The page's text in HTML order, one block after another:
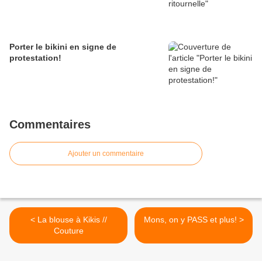
Porter le bikini en signe de
protestation!
Commentaires
Ajouter un commentaire
< La blouse à Kikis //
Couture
Mons, on y PASS et plus! >